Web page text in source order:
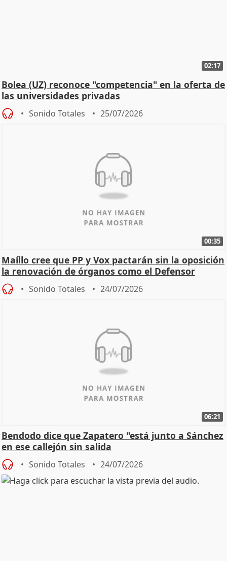
02:17
Bolea (UZ) reconoce "competencia" en la oferta de
las universidades privadas
Sonido Totales 25/07/2026
00:35
Maíllo cree que PP y Vox pactarán sin la oposición
la renovación de órganos como el Defensor
Sonido Totales 24/07/2026
06:21
Bendodo dice que Zapatero "está junto a Sánchez
en ese callejón sin salida
Sonido Totales 24/07/2026